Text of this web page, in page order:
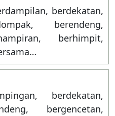
berdekatan,
berendeng,
berhimpit,
berdekatan,
bergencetan,